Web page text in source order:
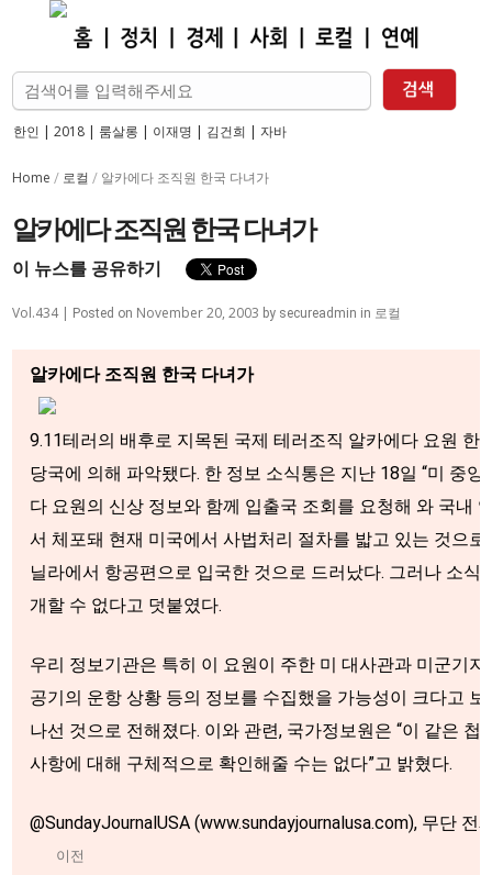
한인 | 2018| 룸살롱 | 이재명 | 김건희 | 자바
Home / 로컬 / 알카에다 조직원 한국 다녀가
알카에다 조직원 한국 다녀가
이 뉴스를 공유하기
Vol.434 | Posted on November 20, 2003 by secureadmin in 로컬
알카에다 조직원 한국 다녀가
9.11테러의 배후로 지목된 국제 테러조직 알카에다 요원 한
당국에 의해 파악됐다. 한 정보 소식통은 지난 18일 “미 중
다 요원의 신상 정보와 함께 입출국 조회를 요청해 와 국내
서 체포돼 현재 미국에서 사법처리 절차를 밟고 있는 것으
닐라에서 항공편으로 입국한 것으로 드러났다. 그러나 소
개할 수 없다고 덧붙였다.
우리 정보기관은 특히 이 요원이 주한 미 대사관과 미군기
공기의 운항 상황 등의 정보를 수집했을 가능성이 크다고
나선 것으로 전해졌다. 이와 관련, 국가정보원은 “이 같은
사항에 대해 구체적으로 확인해줄 수는 없다”고 밝혔다.
@SundayJournalUSA (www.sundayjournalusa.com), 무단 전
Post
이전